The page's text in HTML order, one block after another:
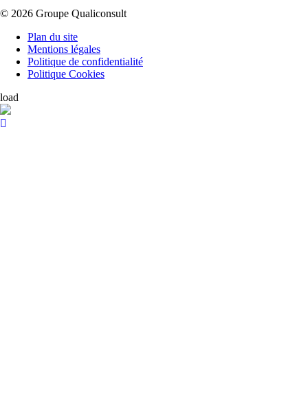
© 2026 Groupe Qualiconsult
Plan du site
Mentions légales
Politique de confidentialité
Politique Cookies
load